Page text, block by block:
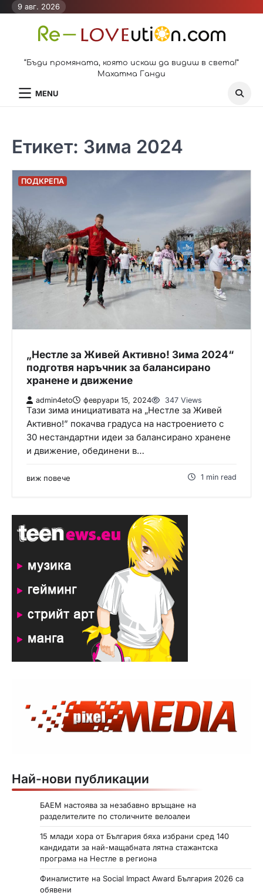
Skip9 авг. 2026
“Бъди промяната, която искаш да видиш в света!”
Махатма Ганди
MENU
Етикет: Зима 2024
ПОДКРЕПА
„Нестле за Живей Активно! Зима 2024“
подготвя наръчник за балансирано
хранене и движение
admin4eto февруари 15, 2024 347 Views
Тази зима инициативата на „Нестле за Живей
Активно!” покачва градуса на настроението с
30 нестандартни идеи за балансирано хранене
и движение, обединени в…
виж повече 1 min read
Най-нови публикации
БАЕМ настоява за незабавно връщане на
разделителите по столичните велоалеи
15 млади хора от България бяха избрани сред 140
кандидати за най-мащабната лятна стажантска
програма на Нестле в региона
Финалистите на Social Impact Award България 2026 са
обявени